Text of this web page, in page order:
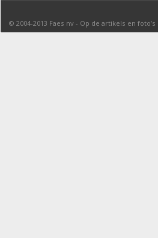
© 2004-2013 Faes nv - Op de artikels en